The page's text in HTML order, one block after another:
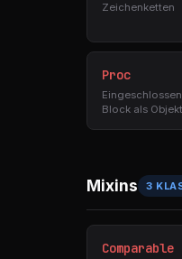
Zeichenketten
Proc
Block als Objekt
Mixins 3
Comparable